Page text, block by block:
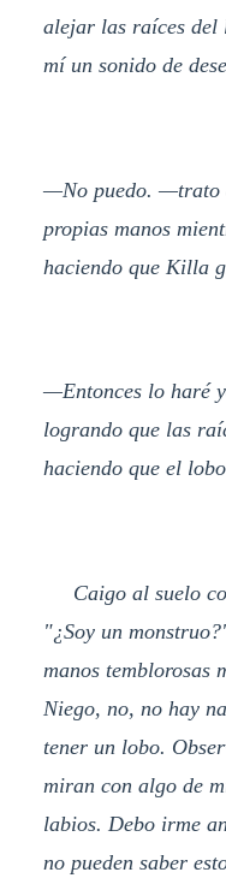
alejar las raíces del
mí un sonido de
—No puedo. —trato
propias manos
haciendo que Killa
—Entonces lo haré
logrando que las
haciendo que el
Caigo al suelo
"¿Soy un
manos temblorosas
Niego, no, no hay
tener un lobo.
miran con algo de
labios. Debo irme
no pueden saber